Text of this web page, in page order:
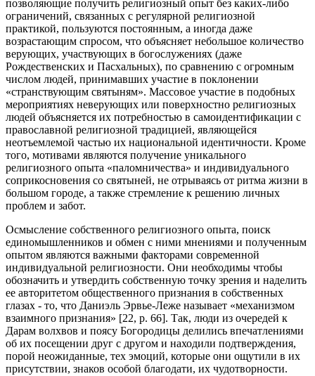
позволяющие получить религиозный опыт без каких-либо
ограничений, связанных с регулярной религиозной
практикой, пользуются постоянным, а иногда даже
возрастающим спросом, что объясняет небольшое количество
верующих, участвующих в богослужениях (даже
Рождественских и Пасхальных), по сравнению с огромным
числом людей, принимавших участие в поклонении
«странствующим святыням». Массовое участие в подобных
мероприятиях неверующих или поверхностно религиозных
людей объясняется их потребностью в самоидентификации с
православной религиозной традицией, являющейся
неотъемлемой частью их национальной идентичности. Кроме
того, мотивами являются получение уникального
религиозного опыта «паломничества» и индивидуального
соприкосновения со святыней, не отрываясь от ритма жизни в
большом городе, а также стремление к решению личных
проблем и забот.
Осмысление собственного религиозного опыта, поиск
единомышленников и обмен с ними мнениями и полученным
опытом являются важными факторами современной
индивидуальной религиозности. Они необходимы чтобы
обозначить и утвердить собственную точку зрения и наделить
ее авторитетом общественного признания в собственных
глазах - то, что Даниэль Эрвье-Леже называет «механизмом
взаимного признания» [22, р. 66]. Так, люди из очередей к
Дарам волхвов и поясу Богородицы делились впечатлениями
об их посещении друг с другом и находили подтверждения,
порой неожиданные, тех эмоций, которые они ощутили в их
присутствии, знаков особой благодати, их чудотворности.